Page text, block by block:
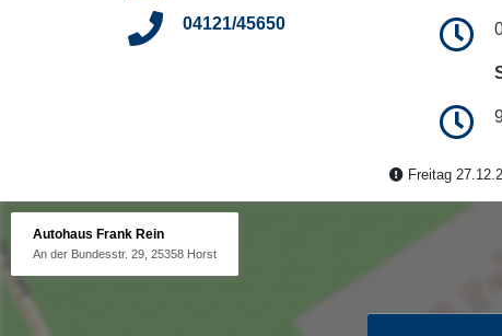
04121/45650
Freitag
Autohaus Frank Rein
An der Bundesstr. 29, 25358 Horst